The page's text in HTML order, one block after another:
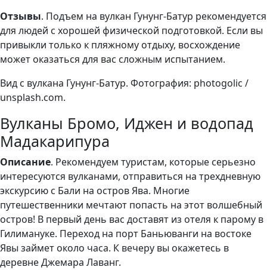
Отзывы. Подъем на вулкан Гунунг-Батур рекомендуется
для людей с хорошей физической подготовкой. Если вы
привыкли только к пляжному отдыху, восхождение
может оказаться для вас сложным испытанием.
Вид с вулкана Гунунг-Батур. Фотография: photogolic /
unsplash.com.
Вулканы Бромо, Иджен и водопад
Мадакарипура
Описание. Рекомендуем туристам, которые серьезно
интересуются вулканами, отправиться на трехдневную
экскурсию с Бали на остров Ява. Многие
путешественники мечтают попасть на этот волшебный
остров! В первый день вас доставят из отеля к парому в
Гилимануке. Переход на порт Баньюванги на востоке
Явы займет около часа. К вечеру вы окажетесь в
деревне Джемара Лаванг.